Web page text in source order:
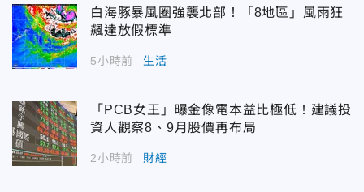
白海豚暴風圈強襲北部！「8地區」風雨狂
飆達放假標準
5小時前 生活
「PCB女王」曝金像電本益比極低！建議投
資人觀察8、9月股價再布局
2小時前 財經